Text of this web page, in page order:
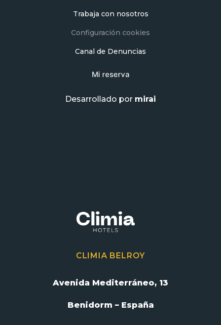
Trabaja con nosotros
Configuración cookies
Canal de Denuncias
Mi reserva
Desarrollado por mirai
CLIMIA BELROY
Avenida Mediterráneo, 13
Benidorm – España